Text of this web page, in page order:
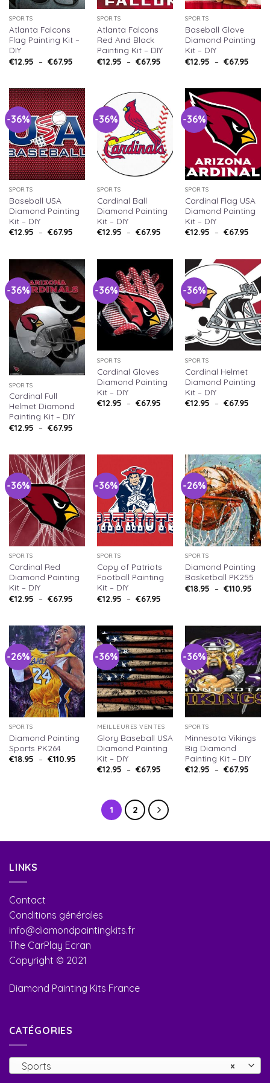
SPORTS
Atlanta Falcons
Flag Painting Kit –
DIY
€12.95 – €67.95Plage
à
€67.95
SPORTS
Atlanta Falcons
Red And Black
Painting Kit – DIY
€12.95 – €67.95Plage
€67.95
SPORTS
Baseball Glove
Diamond Painting
Kit – DIY
€12.95 – €67.95Plage
-36%
SPORTS
Baseball USA
Diamond Painting
Kit – DIY
€12.95 – €67.95Plage
à
€67.95
-36%
SPORTS
Cardinal Ball
Diamond Painting
Kit – DIY
€12.95 – €67.95Plage
à
-36%
SPORTS
Cardinal Flag USA
Diamond Painting
Kit – DIY
€12.95 – €67.95Plage
à
-36%
SPORTS
Cardinal Full
Helmet Diamond
Painting Kit – DIY
€12.95 – €67.95Plage
à
€67.95
-36%
SPORTS
Cardinal Gloves
Diamond Painting
Kit – DIY
€12.95 – €67.95Plage
-36%
SPORTS
Cardinal Helmet
Diamond Painting
Kit – DIY
€12.95 – €67.95Plage
-36%
SPORTS
Cardinal Red
Diamond Painting
Kit – DIY
€12.95 – €67.95Plage
à
€67.95
-36%
SPORTS
Copy of Patriots
Football Painting
Kit – DIY
€12.95 – €67.95Plage
à
€67.95
-26%
SPORTS
Diamond Painting
Basketball PK255
€18.95 – €110.95
-26%
SPORTS
Diamond Painting
Sports PK264
€18.95 – €110.95Plage
-36%
MEILLEURES VENTES
Glory Baseball USA
Diamond Painting
Kit – DIY
€12.95 – €67.95Plage
à
€67.95
-36%
SPORTS
Minnesota Vikings
Big Diamond
Painting Kit – DIY
€12.95 – €67.95Plage
1 2
LINKS
Contact
Conditions générales
info@diamondpaintingkits.fr
The CarPlay Ecran
Copyright © 2021
Diamond Painting Kits France
CATÉGORIES
×
Sports